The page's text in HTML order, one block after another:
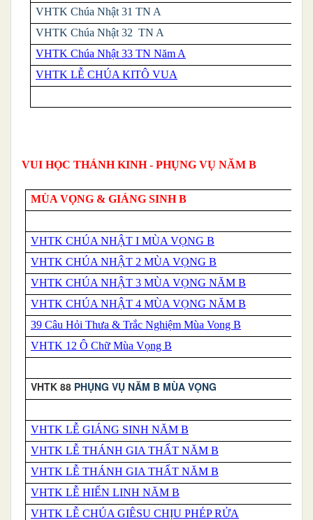
VHTK Chúa Nhật 31 TN A
VHTK Chúa Nhật 32 TN A
VHTK Chúa Nhật 33 TN Năm A
VHTK LỄ CHÚA KITÔ VUA
VUI HỌC THÁNH KINH - PHỤNG VỤ NĂM B
MÙA VỌNG & GIÁNG SINH B
VHTK CHÚA NHẬT I MÙA VỌNG B
VHTK CHÚA NHẬT 2 MÙA VỌNG B
VHTK CHÚA NHẬT 3 MÙA VỌNG NĂM B
VHTK CHÚA NHẬT 4 MÙA VỌNG NĂM B
39 Câu Hỏi Thưa & Trắc Nghiệm Mùa Vong B
VHTK 12 Ô Chữ Mùa Vọng B
VHTK 88 PHỤNG VỤ NĂM B MÙA VỌNG
VHTK LỄ GIÁNG SINH NĂM B
VHTK LỄ THÁNH GIA THẤT NĂM B
VHTK LỄ THÁNH GIA THẤT NĂM B
VHTK LỄ HIỂN LINH NĂM B
VHTK LỄ CHÚA GIÊSU CHỊU PHÉP RỬA